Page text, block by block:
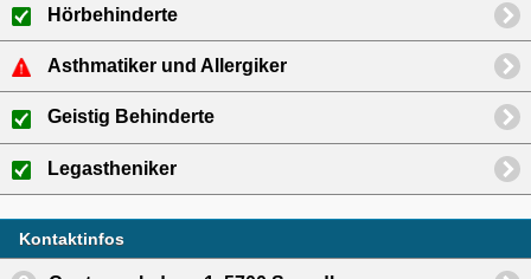
Hörbehinderte
Asthmatiker und Allergiker
Geistig Behinderte
Legastheniker
Kontaktinfos